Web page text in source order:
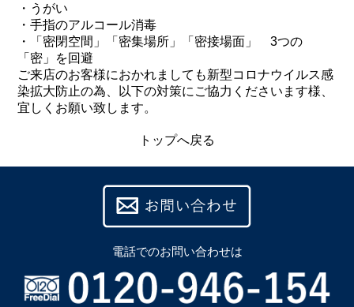
・うがい
・手指のアルコール消毒
・「密閉空間」「密集場所」「密接場面」 3つの
「密」を回避
ご来店のお客様におかれましても新型コロナウイルス感
染拡大防止の為、以下の対策にご協力くださいます様、
宜しくお願い致します。
トップへ戻る
電話でのお問い合わせは